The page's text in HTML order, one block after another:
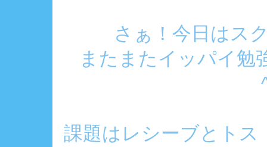
さぁ！今日はス
またまたイッパイ勉
課題はレシーブとト